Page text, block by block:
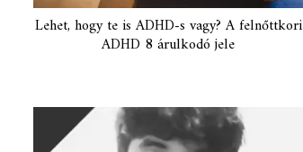
Lehet, hogy te is ADHD-s vagy? A felnőttkori
ADHD 8 árulkodó jele